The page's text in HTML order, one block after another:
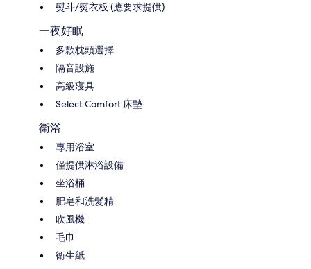
熨斗/熨衣板 (應要求提供)
一夜好眠
多款枕頭選擇
隔音設施
高級寢具
Select Comfort 床墊
衛浴
專用浴室
僅提供淋浴設備
坐浴桶
肥皂和洗髮精
吹風機
毛巾
衛生紙